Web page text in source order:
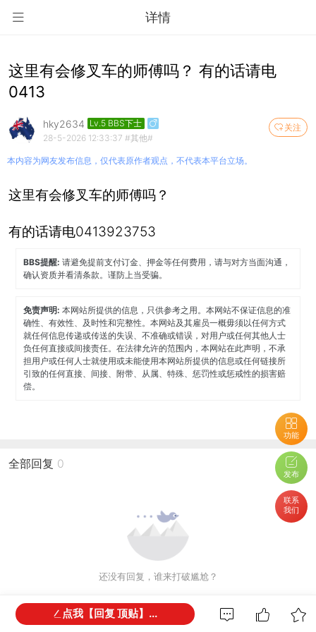
详情
功能
发布
联系
我们
这里有会修叉车的师傅吗？ 有的话请电
0413
关注
hky2634 Lv.5 BBS下士
28-5-2026 12:33:37 #其他#
本内容为网友发布信息，仅代表原作者观点，不代表本平台立场。
这里有会修叉车的师傅吗？
有的话请电0413923753
BBS提醒:请避免提前支付订金、押金等任何费用，请与对方当面沟通，
确认资质并看清条款。谨防上当受骗。
免责声明:本网站所提供的信息，只供参考之用。本网站不保证信息的准
确性、有效性、及时性和完整性。本网站及其雇员一概毋须以任何方式
就任何信息传递或传送的失误、不准确或错误，对用户或任何其他人士
负任何直接或间接责任。在法律允许的范围内，本网站在此声明，不承
担用户或任何人士就使用或未能使用本网站所提供的信息或任何链接所
引致的任何直接、间接、附带、从属、特殊、惩罚性或惩戒性的损害赔
偿。
全部回复 0
还没有回复，谁来打破尴尬？
点我【回复 顶贴】...